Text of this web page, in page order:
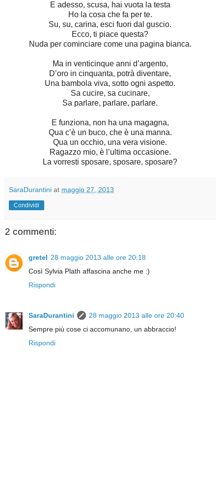
E adesso, scusa, hai vuota la testa
Ho la cosa che fa per te.
Su, su, carina, esci fuori dal guscio.
Ecco, ti piace questa?
Nuda per cominciare come una pagina bianca.
Ma in venticinque anni d’argento,
D’oro in cinquanta, potrà diventare,
Una bambola viva, sotto ogni aspetto.
Sa cucire, sa cucinare,
Sa parlare, parlare, parlare.
E funziona, non ha una magagna,
Qua c’è un buco, che è una manna.
Qua un occhio, una vera visione.
Ragazzo mio, è l’ultima occasione.
La vorresti sposare, sposare, sposare?
SaraDurantini at maggio 27, 2013
Condividi
2 commenti:
gretel 28 maggio 2013 alle ore 20:18
Così Sylvia Plath affascina anche me :)
Rispondi
SaraDurantini
28 maggio 2013 alle ore 20:40
Sempre più cose ci accomunano, un abbraccio!
Rispondi